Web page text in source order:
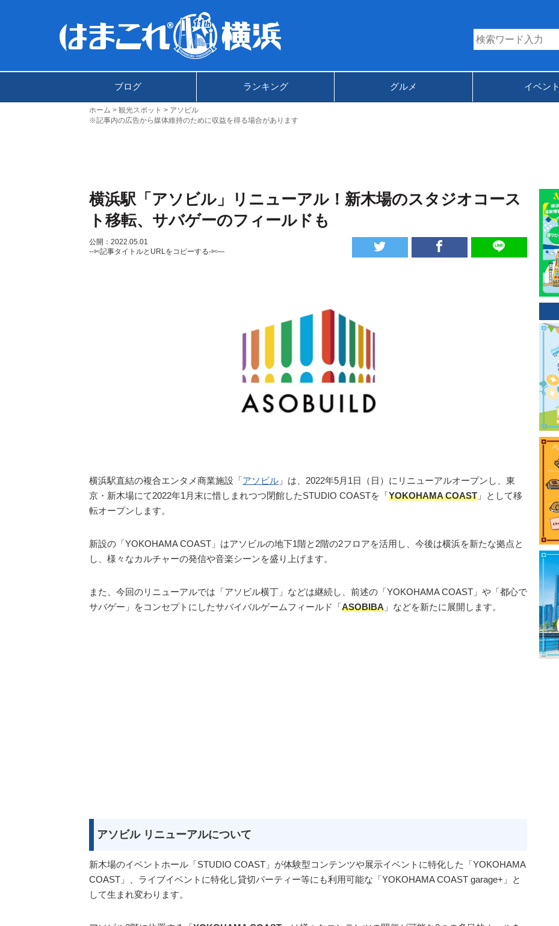
ブログ ランキング グルメ イベント
ホーム 観光スポット
アソビル
※記事内の広告から媒体維持のために収益を得る場合があります
横浜駅「アソビル」リニューアル！新木場のスタジオコース
ト移転、サバゲーのフィールドも
公開：2022.05.01
--✄記事タイトルとURLをコピーする-✄—
横浜駅直結の複合エンタメ商業施設「 アソビル 」は、2022年5月1日（日）にリニューアルオープンし、東
京・新木場にて2022年1月末に惜しまれつつ閉館したSTUDIO COASTを「 YOKOHAMA COAST 」として移
転オープンします。
新設の「YOKOHAMA COAST」はアソビルの地下1階と2階の2フロアを活用し、今後は横浜を新たな拠点と
し、様々なカルチャーの発信や音楽シーンを盛り上げます。
また、今回のリニューアルでは「アソビル横丁」などは継続し、前述の「YOKOHAMA COAST」や「都心で
サバゲー」をコンセプトにしたサバイバルゲームフィールド「 ASOBIBA 」などを新たに展開します。
アソビル リニューアルについて
新木場のイベントホール「STUDIO COAST」が体験型コンテンツや展示イベントに特化した「YOKOHAMA
COAST」、ライブイベントに特化し貸切パーティー等にも利用可能な「YOKOHAMA COAST garage+」と
して生まれ変わります。